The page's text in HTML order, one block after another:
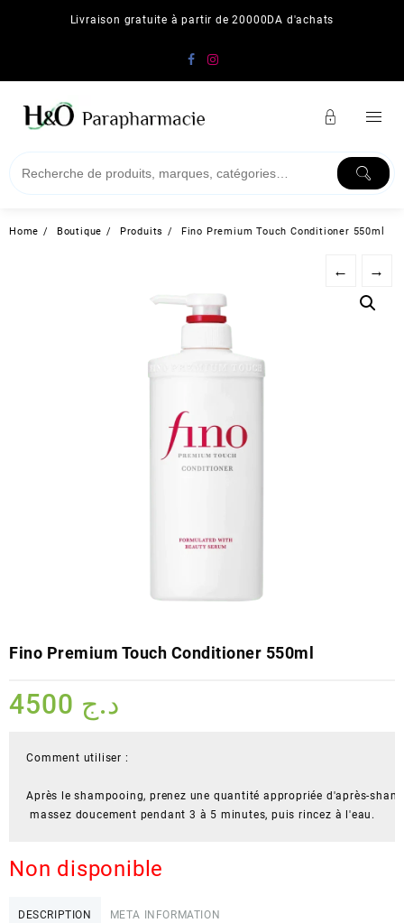
Livraison gratuite à partir de 20000DA d'achats
Home Boutique Produits Fino Premium Touch Conditioner 550ml
← →
Fino Premium Touch Conditioner 550ml
د.ج
Comment utiliser :
Après le shampooing, prenez une quantité appropriée d'après-
massez doucement pendant 3 à 5 minutes, puis rincez à l'eau.
Non disponible
DESCRIPTION META INFORMATION